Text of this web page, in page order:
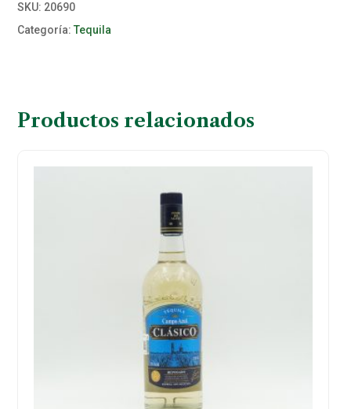
SKU: 20690
Categoría:Tequila
Productos relacionados